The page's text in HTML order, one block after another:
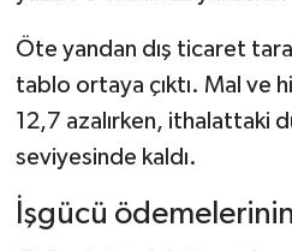
Öte yandan dış ticaret
tablo ortaya çıktı. Mal ve
12,7 azalırken, ithalattaki
seviyesinde kaldı.
İşgücü